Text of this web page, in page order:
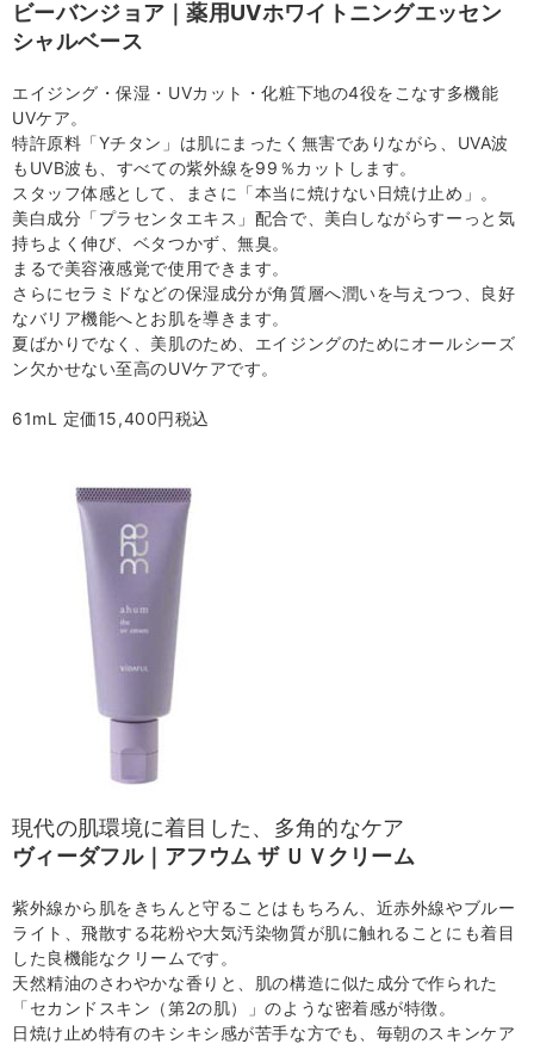
ビーバンジョア｜薬用UVホワイトニングエッセン
シャルベース
エイジング・保湿・UVカット・化粧下地の4役をこなす多機能
UVケア。
特許原料「Yチタン」は肌にまったく無害でありながら、UVA波
もUVB波も、すべての紫外線を99％カットします。
スタッフ体感として、まさに「本当に焼けない日焼け止め」。
美白成分「プラセンタエキス」配合で、美白しながらすーっと気
持ちよく伸び、ベタつかず、無臭。
まるで美容液感覚で使用できます。
さらにセラミドなどの保湿成分が角質層へ潤いを与えつつ、良好
なバリア機能へとお肌を導きます。
夏ばかりでなく、美肌のため、エイジングのためにオールシーズ
ン欠かせない至高のUVケアです。
61mL 定価15,400円税込
現代の肌環境に着目した、多角的なケア
ヴィーダフル｜アフウム ザ ＵＶクリーム
紫外線から肌をきちんと守ることはもちろん、近赤外線やブルー
ライト、飛散する花粉や大気汚染物質が肌に触れることにも着目
した良機能なクリームです。
天然精油のさわやかな香りと、肌の構造に似た成分で作られた
「セカンドスキン（第2の肌）」のような密着感が特徴。
日焼け止め特有のキシキシ感が苦手な方でも、毎朝のスキンケア